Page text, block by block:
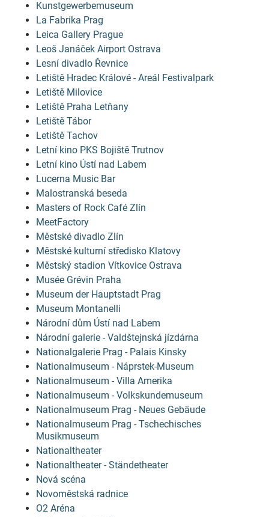
Kunstgewerbemuseum
La Fabrika Prag
Leica Gallery Prague
Leoš Janáček Airport Ostrava
Lesní divadlo Řevnice
Letiště Hradec Králové - Areál Festivalpark
Letiště Milovice
Letiště Praha Letňany
Letiště Tábor
Letiště Tachov
Letní kino PKS Bojiště Trutnov
Letní kino Ústí nad Labem
Lucerna Music Bar
Malostranská beseda
Masters of Rock Café Zlín
MeetFactory
Městské divadlo Zlín
Městské kulturní středisko Klatovy
Městský stadion Vítkovice Ostrava
Musée Grévin Praha
Museum der Hauptstadt Prag
Museum Montanelli
Národní dům Ústí nad Labem
Národní galerie - Valdštejnská jízdárna
Nationalgalerie Prag - Palais Kinsky
Nationalmuseum - Náprstek-Museum
Nationalmuseum - Villa Amerika
Nationalmuseum - Volkskundemuseum
Nationalmuseum Prag - Neues Gebäude
Nationalmuseum Prag - Tschechisches
Musikmuseum
Nationaltheater
Nationaltheater - Ständetheater
Nová scéna
Novoměstská radnice
O2 Aréna